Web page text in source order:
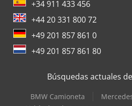
+34 911 433 456
+44 20 331 800 72
+49 201 857 861 0
+49 201 857 861 80
Búsquedas actuales
BMW Camioneta